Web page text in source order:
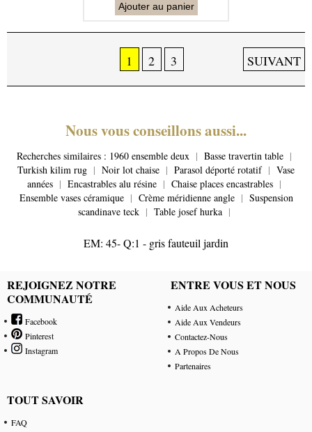
Ajouter au panier
1 2 3 SUIVANT
Nous vous conseillons aussi...
Recherches similaires : 1960 ensemble deux | Basse travertin table |
Turkish kilim rug | Noir lot chaise | Parasol déporté rotatif | Vase
années | Encastrables alu résine | Chaise places encastrables |
Ensemble vases céramique | Crème méridienne angle | Suspension
scandinave teck | Table josef hurka |
EM: 45- Q:1 - gris fauteuil jardin
REJOIGNEZ NOTRE
COMMUNAUTÉ
Facebook
Pinterest
Instagram
ENTRE VOUS ET NOUS
Aide Aux Acheteurs
Aide Aux Vendeurs
Contactez-Nous
A Propos De Nous
Partenaires
TOUT SAVOIR
FAQ